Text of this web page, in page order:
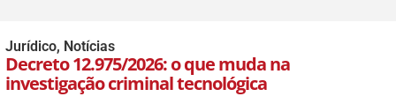
Jurídico, Notícias
Decreto 12.975/2026: o que muda na
investigação criminal tecnológica